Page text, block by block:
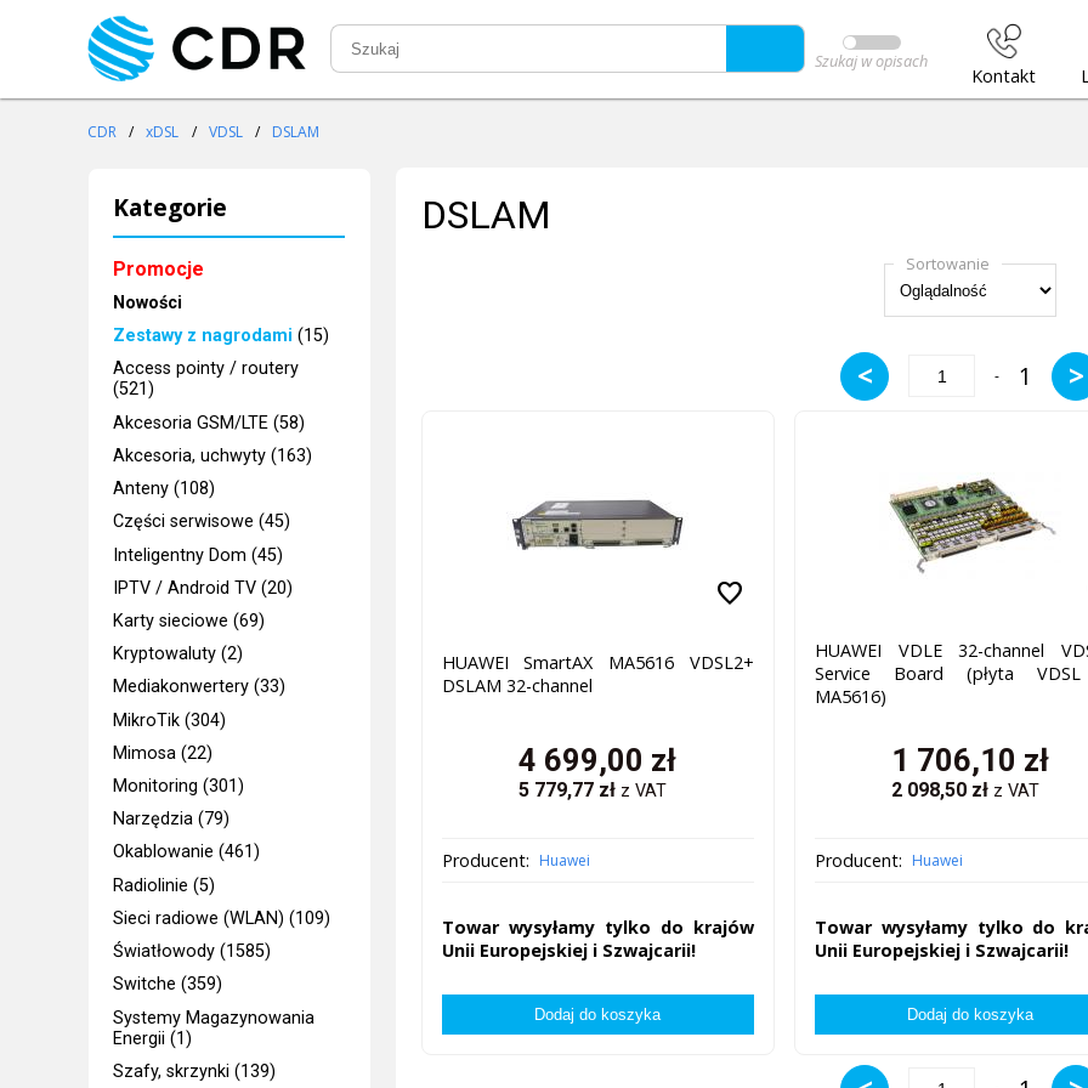
Szukaj w opisach
Kontakt
CDR / xDSL / VDSL / DSLAM
Kategorie
Promocje
Nowości
Zestawy z nagrodami (15)
Access pointy / routery
(521)
Akcesoria GSM/LTE (58)
Akcesoria, uchwyty (163)
Anteny (108)
Części serwisowe (45)
Inteligentny Dom (45)
IPTV / Android TV (20)
Karty sieciowe (69)
Kryptowaluty (2)
Mediakonwertery (33)
MikroTik (304)
Mimosa (22)
Monitoring (301)
Narzędzia (79)
Okablowanie (461)
Radiolinie (5)
Sieci radiowe (WLAN) (109)
Światłowody (1585)
Switche (359)
Systemy Magazynowania
Energii (1)
Szafy, skrzynki (139)
DSLAM
Sortowanie
< - 1 >
favorite
HUAWEI SmartAX MA5616 VDSL2+
DSLAM 32-channel
4 699,00 zł
5 779,77 zł z VAT
Producent: Huawei
Towar wysyłamy tylko do krajów
Unii Europejskiej i Szwajcarii!
HUAWEI VDLE 32-channel
Service Board (płyta
MA5616)
1 706,10 zł
2 098,50 zł z VAT
Producent: Huawei
Towar wysyłamy tylko do
Unii Europejskiej i Szwajcarii!